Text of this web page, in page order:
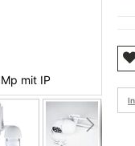
mit IP